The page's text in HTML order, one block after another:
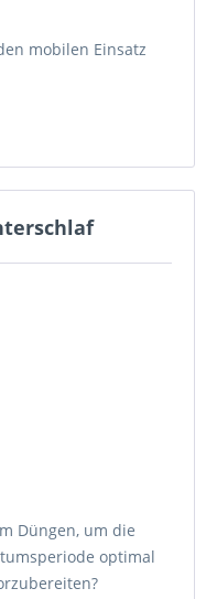
mobilen Einsatz
Düngen, um die
optimal